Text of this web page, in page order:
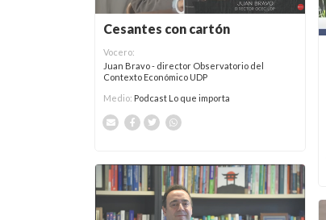
Cesantes con cartón
Vocero:
Juan Bravo - director Observatorio del
Contexto Económico UDP
Medio: Podcast Lo que importa